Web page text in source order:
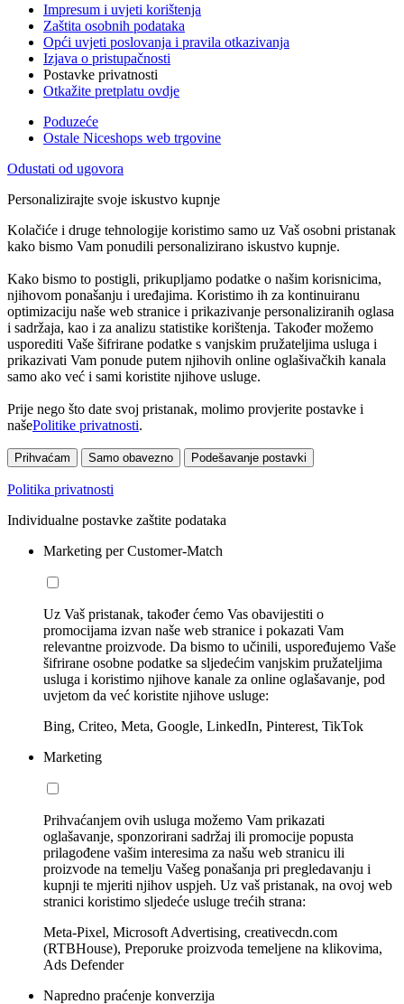
Impresum i uvjeti korištenja
Zaštita osobnih podataka
Opći uvjeti poslovanja i pravila otkazivanja
Izjava o pristupačnosti
Postavke privatnosti
Otkažite pretplatu ovdje
Poduzeće
Ostale Niceshops web trgovine
Odustati od ugovora
Personalizirajte svoje iskustvo kupnje
Kolačiće i druge tehnologije koristimo samo uz Vaš osobni pristanak
kako bismo Vam ponudili personalizirano iskustvo kupnje.
Kako bismo to postigli, prikupljamo podatke o našim korisnicima,
njihovom ponašanju i uređajima. Koristimo ih za kontinuiranu
optimizaciju naše web stranice i prikazivanje personaliziranih oglasa
i sadržaja, kao i za analizu statistike korištenja. Također možemo
usporediti Vaše šifrirane podatke s vanjskim pružateljima usluga i
prikazivati Vam ponude putem njihovih online oglašivačkih kanala
samo ako već i sami koristite njihove usluge.
Prije nego što date svoj pristanak, molimo provjerite postavke i
našePolitike privatnosti.
Prihvaćam Samo obavezno Podešavanje postavki
Politika privatnosti
Individualne postavke zaštite podataka
Marketing per Customer-Match
Uz Vaš pristanak, također ćemo Vas obavijestiti o
promocijama izvan naše web stranice i pokazati Vam
relevantne proizvode. Da bismo to učinili, uspoređujemo Vaše
šifrirane osobne podatke sa sljedećim vanjskim pružateljima
usluga i koristimo njihove kanale za online oglašavanje, pod
uvjetom da već koristite njihove usluge:
Bing, Criteo, Meta, Google, LinkedIn, Pinterest, TikTok
Marketing
Prihvaćanjem ovih usluga možemo Vam prikazati
oglašavanje, sponzorirani sadržaj ili promocije popusta
prilagođene vašim interesima za našu web stranicu ili
proizvode na temelju Vašeg ponašanja pri pregledavanju i
kupnji te mjeriti njihov uspjeh. Uz vaš pristanak, na ovoj web
stranici koristimo sljedeće usluge trećih strana:
Meta-Pixel, Microsoft Advertising, creativecdn.com
(RTBHouse), Preporuke proizvoda temeljene na klikovima,
Ads Defender
Napredno praćenje konverzija